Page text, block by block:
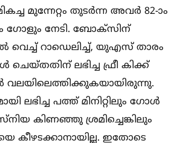
മുന്നേറ്റം തുടര്‍ന്ന അവര്‍ 82-ാം
ഗോളും നേടി. ബോക്‌സിന്
വെച്ച്‌ റാഡെലിച്ച്‌, യുഎസ് താരം
ചെയ്തതിന് ലഭിച്ച ഫ്രീ കിക്ക്
വലയിലെത്തിക്കുകയായിരുന്നു.
ലഭിച്ച പത്ത് മിനിറ്റിലും ഗോള്‍
കിണഞ്ഞു ശ്രമിച്ചെങ്കിലും
ഇതോടെ